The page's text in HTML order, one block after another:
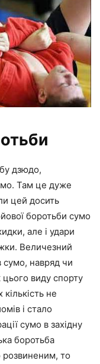
дзюдо,
Там це дуже
цей досить
боротьби сумо
але і удари
Величезний
сумо, навряд чи
виду спорту
не
і стало
сумо в західну
боротьба
розвиненим, то